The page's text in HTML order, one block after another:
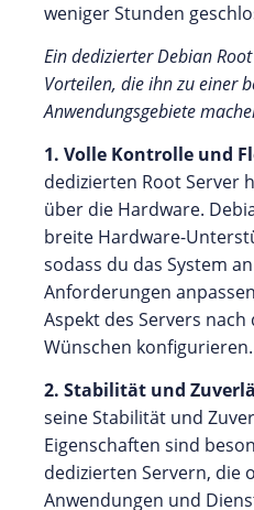
weniger Stunden
Ein dedizierter Debian
Vorteilen, die ihn zu einer
Anwendungsgebiete
1. Volle Kontrolle und
dedizierten Root Server
über die Hardware.
breite Hardware-
sodass du das System
Anforderungen
Aspekt des Servers
Wünschen konfigurieren.
2. Stabilität und
seine Stabilität und
Eigenschaften sind
dedizierten Servern, die
Anwendungen und